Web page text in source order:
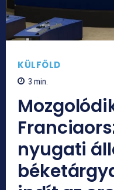
KÜLFÖLD
3 min.
nyugati